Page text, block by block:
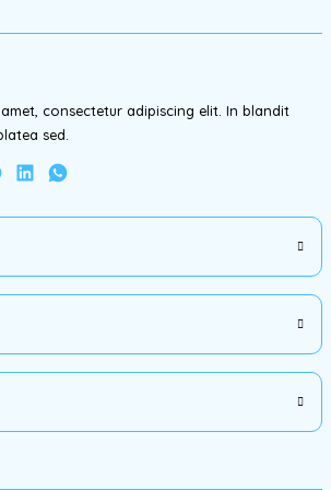
consectetur adipiscing elit. In blandit
sed.